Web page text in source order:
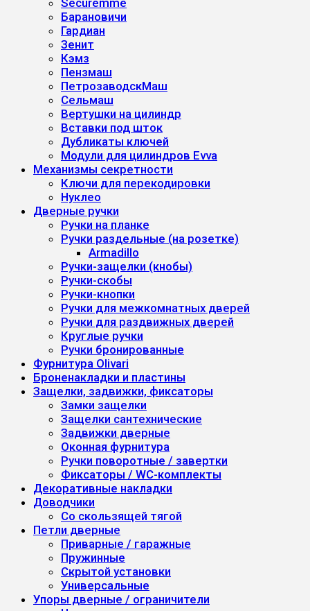
Securemme
Барановичи
Гардиан
Зенит
Кэмз
Пензмаш
ПетрозаводскМаш
Сельмаш
Вертушки на цилиндр
Вставки под шток
Дубликаты ключей
Модули для цилиндров Evva
Механизмы секретности
Ключи для перекодировки
Нуклео
Дверные ручки
Ручки на планке
Ручки раздельные (на розетке)
Armadillo
Ручки-защелки (кнобы)
Ручки-скобы
Ручки-кнопки
Ручки для межкомнатных дверей
Ручки для раздвижных дверей
Круглые ручки
Ручки бронированные
Фурнитура Olivari
Броненакладки и пластины
Защелки, задвижки, фиксаторы
Замки защелки
Защелки сантехнические
Задвижки дверные
Оконная фурнитура
Ручки поворотные / завертки
Фиксаторы / WC-комплекты
Декоративные накладки
Доводчики
Со скользящей тягой
Петли дверные
Приварные / гаражные
Пружинные
Скрытой установки
Универсальные
Упоры дверные / ограничители